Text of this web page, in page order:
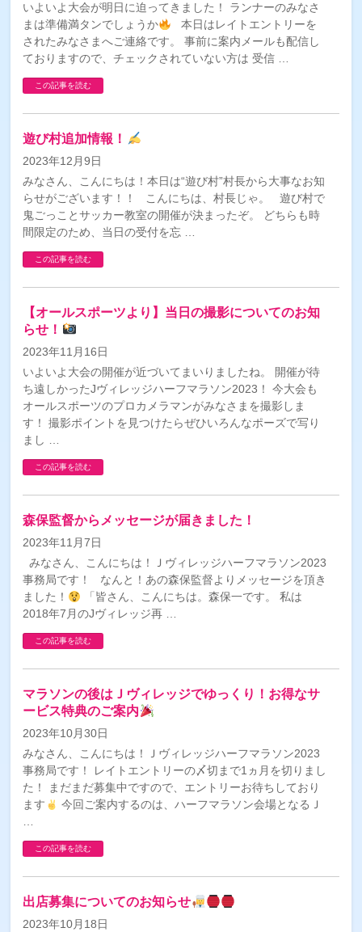
いよいよ大会が明日に迫ってきました！ ランナーのみなさ
まは準備満タンでしょうか
本日はレイトエントリーを
されたみなさまへご連絡です。 事前に案内メールも配信し
ておりますので、チェックされていない方は 受信 …
この記事を読む
遊び村追加情報！
2023年12月9日
みなさん、こんにちは！本日は“遊び村”村長から大事なお知
らせがございます！！ こんにちは、村長じゃ。 遊び村で
鬼ごっことサッカー教室の開催が決まったぞ。 どちらも時
間限定のため、当日の受付を忘 …
この記事を読む
【オールスポーツより】当日の撮影についてのお知
らせ！
2023年11月16日
いよいよ大会の開催が近づいてまいりましたね。 開催が待
ち遠しかったJヴィレッジハーフマラソン2023！ 今大会も
オールスポーツのプロカメラマンがみなさまを撮影しま
す！ 撮影ポイントを見つけたらぜひいろんなポーズで写り
まし …
この記事を読む
森保監督からメッセージが届きました！
2023年11月7日
みなさん、こんにちは！Ｊヴィレッジハーフマラソン2023
事務局です！ なんと！あの森保監督よりメッセージを頂き
ました！
「皆さん、こんにちは。森保一です。 私は
2018年7月のJヴィレッジ再 …
この記事を読む
マラソンの後はＪヴィレッジでゆっくり！お得なサ
ービス特典のご案内
2023年10月30日
みなさん、こんにちは！Ｊヴィレッジハーフマラソン2023
事務局です！ レイトエントリーの〆切まで1ヵ月を切りまし
た！ まだまだ募集中ですので、エントリーお待ちしており
ます
今回ご案内するのは、ハーフマラソン会場となるＪ
…
この記事を読む
出店募集についてのお知らせ
2023年10月18日